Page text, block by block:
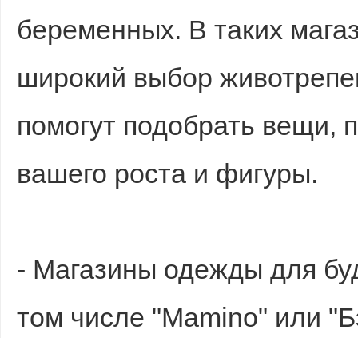
беременных. В таких
широкий выбор
помогут подобрать вещи,
вашего роста и фигуры.
- Магазины одежды для
том числе "Mamino" или